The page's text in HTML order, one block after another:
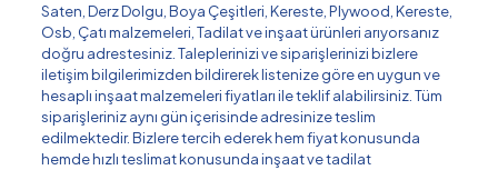
Saten, Derz Dolgu, Boya Çeşitleri, Kereste, Plywood, Kereste,
Osb, Çatı malzemeleri, Tadilat ve inşaat ürünleri arıyorsanız
doğru adrestesiniz. Taleplerinizi ve siparişlerinizi bizlere
iletişim bilgilerimizden bildirerek listenize göre en uygun ve
hesaplı inşaat malzemeleri fiyatları ile teklif alabilirsiniz. Tüm
siparişleriniz aynı gün içerisinde adresinize teslim
edilmektedir. Bizlere tercih ederek hem fiyat konusunda
hemde hızlı teslimat konusunda inşaat ve tadilat